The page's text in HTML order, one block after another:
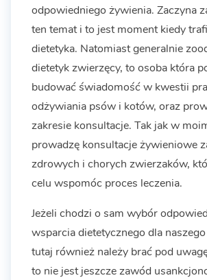
odpowiedniego żywienia. Zaczyna
ten temat i to jest moment kiedy
dietetyka. Natomiast generalnie
dietetyk zwierzęcy, to osoba która
budować świadomość w kwestii
odżywiania psów i kotów, oraz
zakresie konsultacje. Tak jak w
prowadzę konsultacje żywieniowe
zdrowych i chorych zwierzaków,
celu wspomóc proces leczenia.
Jeżeli chodzi o sam wybór
wsparcia dietetycznego dla
tutaj również należy brać pod
to nie jest jeszcze zawód